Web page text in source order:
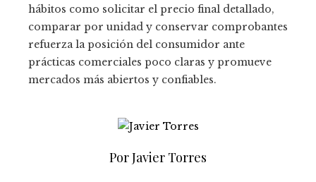
hábitos como solicitar el precio final detallado,
comparar por unidad y conservar comprobantes
refuerza la posición del consumidor ante
prácticas comerciales poco claras y promueve
mercados más abiertos y confiables.
Por Javier Torres